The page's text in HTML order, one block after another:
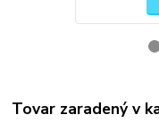
Tovar zaradený v